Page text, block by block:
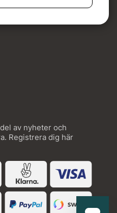
av nyheter och
Registrera dig här